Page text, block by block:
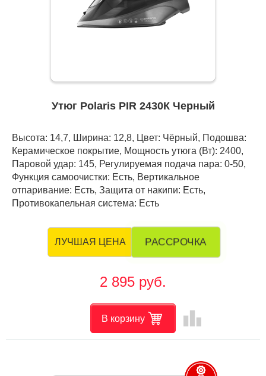
Утюг Polaris PIR 2430К Черный
Высота: 14,7, Ширина: 12,8, Цвет: Чёрный, Подошва:
Керамическое покрытие, Мощность утюга (Вт): 2400,
Паровой удар: 145, Регулируемая подача пара: 0-50,
Функция самоочистки: Есть, Вертикальное
отпаривание: Есть, Защита от накипи: Есть,
Противокапельная система: Есть
ЛУЧШАЯ ЦЕНА РАССРОЧКА
2 895 руб.
В корзину leaderboard